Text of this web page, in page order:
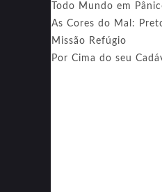
Todo Mundo em
As Cores do Mal:
Missão Refúgio
Por Cima do seu